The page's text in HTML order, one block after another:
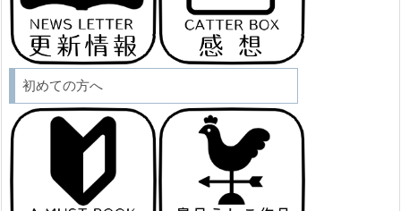
初めての方へ